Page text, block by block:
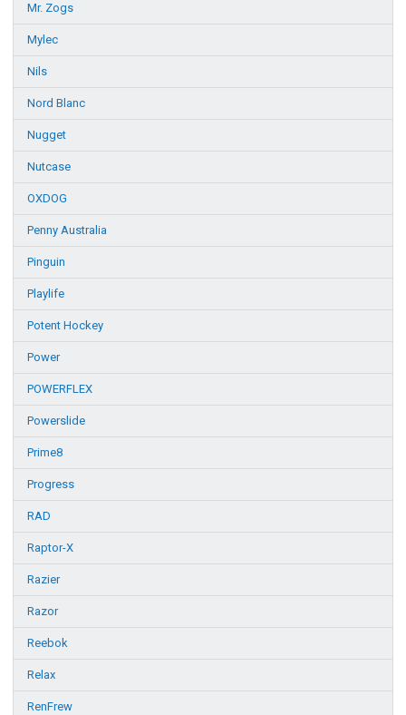
Mr. Zogs
Mylec
Nils
Nord Blanc
Nugget
Nutcase
OXDOG
Penny Australia
Pinguin
Playlife
Potent Hockey
Power
POWERFLEX
Powerslide
Prime8
Progress
RAD
Raptor-X
Razier
Razor
Reebok
Relax
RenFrew